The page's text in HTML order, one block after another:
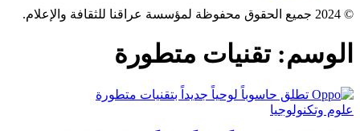
© 2024 جميع الحقوق محفوظة لمؤسسة عراقنا للثقافة والإعلام.
الوسم:تقنيات متطورة
علوم وتكنولوجيا